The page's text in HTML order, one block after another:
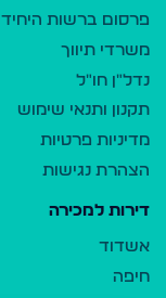
פרסום ברשות היחיד
משרדי תיווך
נדל"ן חו"ל
תקנון ותנאי שימוש
מדיניות פרטיות
הצהרת נגישות
דירות למכירה
אשדוד
חיפה